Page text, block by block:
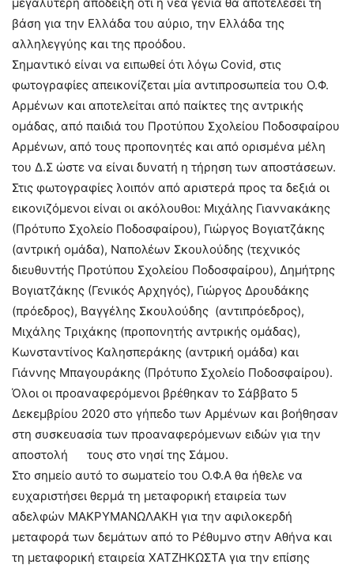
βάση για την Ελλάδα του αύριο, την Ελλάδα της
αλληλεγγύης και της προόδου.
Σημαντικό είναι να ειπωθεί ότι λόγω Covid, στις
φωτογραφίες απεικονίζεται μία αντιπροσωπεία του Ο.Φ.
Αρμένων και αποτελείται από παίκτες της αντρικής
ομάδας, από παιδιά του Προτύπου Σχολείου Ποδοσφαίρου
Αρμένων, από τους προπονητές και από ορισμένα μέλη
του Δ.Σ ώστε να είναι δυνατή η τήρηση των αποστάσεων.
Στις φωτογραφίες λοιπόν από αριστερά προς τα δεξιά οι
εικονιζόμενοι είναι οι ακόλουθοι: Μιχάλης Γιαννακάκης
(Πρότυπο Σχολείο Ποδοσφαίρου), Γιώργος Βογιατζάκης
(αντρική ομάδα), Ναπολέων Σκουλούδης (τεχνικός
διευθυντής Προτύπου Σχολείου Ποδοσφαίρου), Δημήτρης
Βογιατζάκης (Γενικός Αρχηγός), Γιώργος Δρουδάκης
(πρόεδρος), Βαγγέλης Σκουλούδης (αντιπρόεδρος),
Μιχάλης Τριχάκης (προπονητής αντρικής ομάδας),
Κωνσταντίνος Καλησπεράκης (αντρική ομάδα) και
Γιάννης Μπαγουράκης (Πρότυπο Σχολείο Ποδοσφαίρου).
Όλοι οι προαναφερόμενοι βρέθηκαν το Σάββατο 5
Δεκεμβρίου 2020 στο γήπεδο των Αρμένων και βοήθησαν
στη συσκευασία των προαναφερόμενων ειδών για την
αποστολή τους στο νησί της Σάμου.
Στο σημείο αυτό το σωματείο του Ο.Φ.Α θα ήθελε να
ευχαριστήσει θερμά τη μεταφορική εταιρεία των
αδελφών ΜΑΚΡΥΜΑΝΩΛΑΚΗ για την αφιλοκερδή
μεταφορά των δεμάτων από το Ρέθυμνο στην Αθήνα και
τη μεταφορική εταιρεία ΧΑΤΖΗΚΩΣΤΑ για την επίσης